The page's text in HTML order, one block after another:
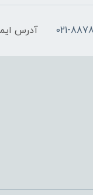
021- آدرس